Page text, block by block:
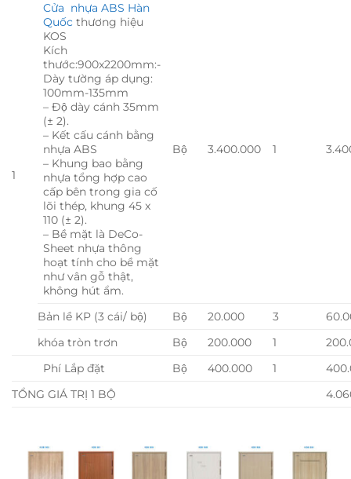
1
Cửa nhựa ABS Hàn
Quốc thương hiệu
KOS
Kích
thước:900x2200mm:-
Dày tường áp dụng:
100mm-135mm
– Độ dày cánh 35mm
(± 2).
– Kết cấu cánh bằng
nhựa ABS
– Khung bao bằng
nhựa tổng hợp cao
cấp bên trong gia cố
lõi thép, khung 45 x
110 (± 2).
– Bề mặt là DeCo-
Sheet nhựa thông
hoạt tính cho bề mặt
như vân gỗ thật,
không hút ẩm.
Bộ 3.400.000 1
Bản lề KP (3 cái/ bộ) Bộ 20.000 3
khóa tròn trơn
Bộ 200.000 1
Phí Lắp đặt
Bộ 400.000 1
TỔNG GIÁ TRỊ 1 BỘ